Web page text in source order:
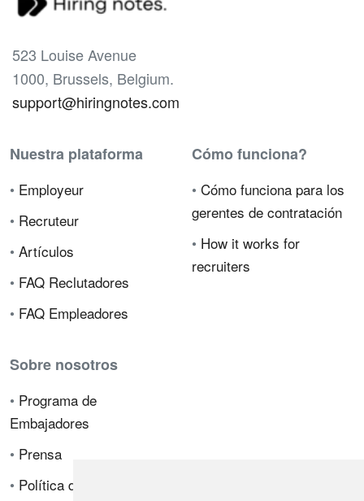
523 Louise Avenue
1000, Brussels, Belgium.
support@hiringnotes.com
Nuestra plataforma
• Employeur
• Recruteur
• Artículos
• FAQ Reclutadores
• FAQ Empleadores
Cómo funciona?
• Cómo funciona para los
gerentes de contratación
• How it works for
recruiters
Sobre nosotros
• Programa de
Embajadores
• Prensa
• Política de privacidad